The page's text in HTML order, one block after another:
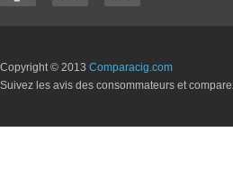
Copyright © 2013 Comparacig.com
Suivez les avis des consommateurs et